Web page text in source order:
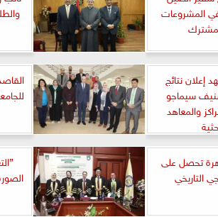
في المشروعات
إعلان نتائج
سيماجو
والمعاهد
تحصل على
التاريخي